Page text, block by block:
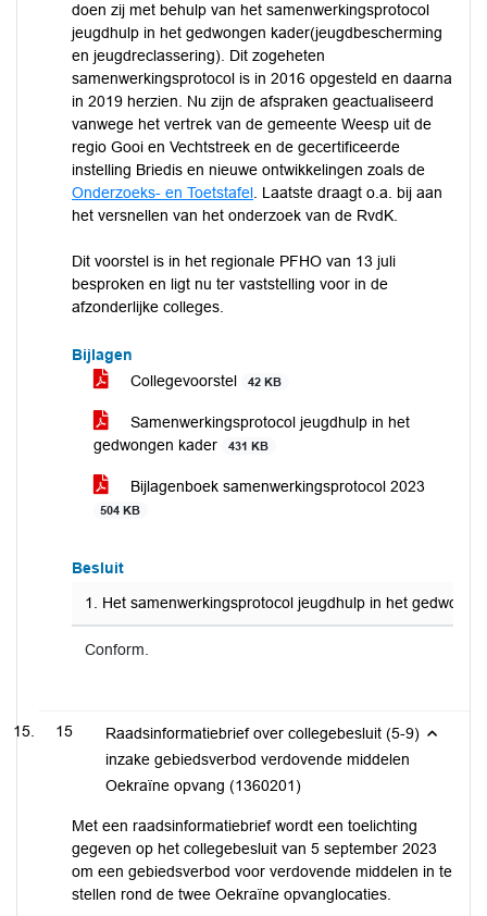
doen zij met behulp van het samenwerkingsprotocol
jeugdhulp in het gedwongen kader(jeugdbescherming
en jeugdreclassering). Dit zogeheten
samenwerkingsprotocol is in 2016 opgesteld en daarna
in 2019 herzien. Nu zijn de afspraken geactualiseerd
vanwege het vertrek van de gemeente Weesp uit de
regio Gooi en Vechtstreek en de gecertificeerde
instelling Briedis en nieuwe ontwikkelingen zoals de
Onderzoeks- en Toetstafel . Laatste draagt o.a. bij aan
het versnellen van het onderzoek van de RvdK.
Dit voorstel is in het regionale PFHO van 13 juli
besproken en ligt nu ter vaststelling voor in de
afzonderlijke colleges.
Bijlagen
Collegevoorstel
42 KB
Samenwerkingsprotocol jeugdhulp in het
gedwongen kader
431 KB
Bijlagenboek samenwerkingsprotocol 2023
504 KB
Besluit
1. Het samenwerkingsprotocol jeugdhulp in het
Conform.
15
Raadsinformatiebrief over collegebesluit (5-9)
inzake gebiedsverbod verdovende middelen
Oekraïne opvang (1360201)
Met een raadsinformatiebrief wordt een toelichting
gegeven op het collegebesluit van 5 september 2023
om een gebiedsverbod voor verdovende middelen in te
stellen rond de twee Oekraïne opvanglocaties.